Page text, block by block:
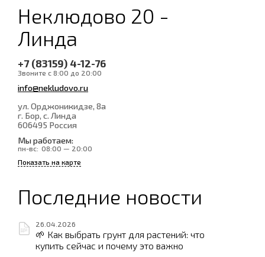
Неклюдово 20 -
Линда
+7 (83159) 4-12-76
Звоните с 8:00 до 20:00
info@nekludovo.ru
ул. Орджоникидзе, 8а
г. Бор, с. Линда
606495 Россия
Мы работаем:
пн-вс: 08:00 — 20:00
Показать на карте
Последние новости
26.04.2026
🌱 Как выбрать грунт для растений: что
купить сейчас и почему это важно